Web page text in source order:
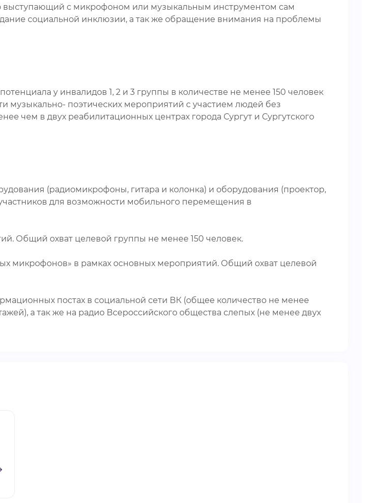
выступающий с микрофоном или музыкальным инструментом сам
социальной инклюзии, а так же обращение внимания на проблемы
у инвалидов 1, 2 и 3 группы в количестве не менее 150 человек
музыкально- поэтических мероприятий с участием людей без
чем в двух реабилитационных центрах города Сургут и Сургутского
(радиомикрофоны, гитара и колонка) и оборудования (проектор,
для возможности мобильного перемещения в
Общий охват целевой группы не менее 150 человек.
микрофонов» в рамках основных мероприятий. Общий охват целевой
постах в социальной сети ВК (общее количество не менее
а так же на радио Всероссийского общества слепых (не менее двух